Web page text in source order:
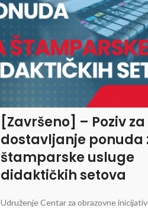
[Završeno] – Poziv za
dostavljanje ponuda
štamparske usluge
didaktičkih setova
Udruženje Centar za obrazovne